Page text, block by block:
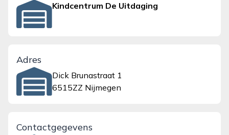
Kindcentrum De Uitdaging
Adres
Dick Brunastraat 1
6515ZZ Nijmegen
Contactgegevens